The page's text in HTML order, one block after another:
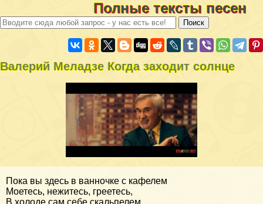
Полные тексты песен
Валерий Меладзе Когда заходит солнце
Пока вы здесь в ванночке с кафелем
Моетесь, нежитесь, греетесь,
В холоде сам себе скальпелем